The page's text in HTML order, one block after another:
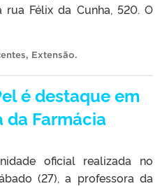
rua Félix da Cunha, 520. O
, Extensão.
é destaque em
da Farmácia
oficial realizada no
(27), a professora da